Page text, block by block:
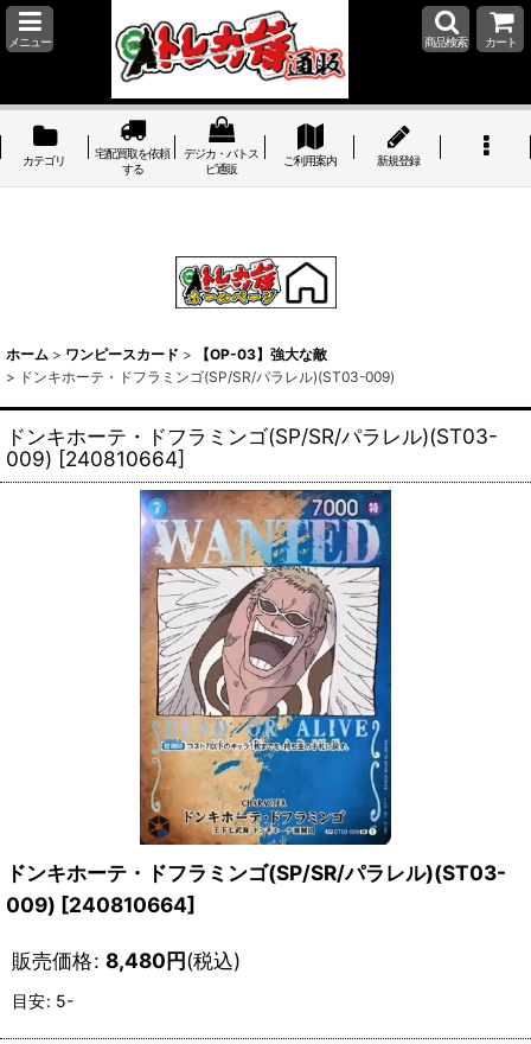
メニュー 商品検索 カート
カテゴリ
宅配買取を依頼
する
デジカ・バトス
ピ通販
ご利用案内 新規登録
ホーム > ワンピースカード >
【OP-03】強大な敵
> ドンキホーテ・ドフラミンゴ(SP/SR/パラレル)(ST03-009)
ドンキホーテ・ドフラミンゴ(SP/SR/パラレル)(ST03-
009) [240810664]
ドンキホーテ・ドフラミンゴ(SP/SR/パラレル)(ST03-
009) [240810664]
販売価格: 8,480円(税込)
目安: 5-